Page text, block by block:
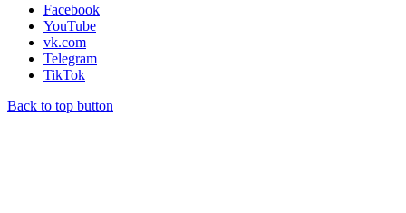
Facebook
YouTube
vk.com
Telegram
TikTok
Back to top button